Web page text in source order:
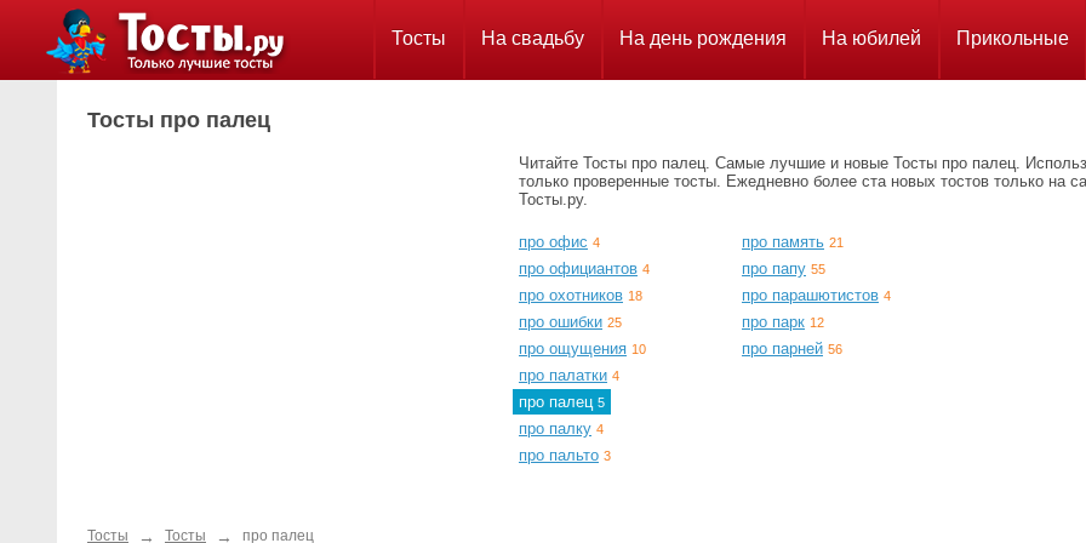
Тосты На свадьбу На день рождения На юбилей Прикольные
Тосты про палец
Читайте Тосты про палец. Самые лучшие и новые Тосты про палец.
только проверенные тосты. Ежедневно более ста новых тостов только на
Тосты.ру.
про офис 4
про официантов 4
про охотников 18
про ошибки 25
про ощущения 10
про палатки 4
про палец 5
про палку 4
про пальто 3
про память 21
про папу 55
про парашютистов 4
про парк 12
про парней 56
Тосты → Тосты → про палец